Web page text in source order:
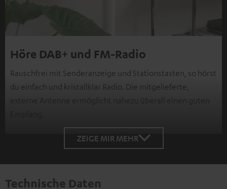
Höre DAB+ und FM-Radio
Rauschfrei mit Senderanzeige und Stationstasten, so hörst
du einfach und kristallklar Radio. Die mitgelieferte,
externe Antenne ermöglicht nahezu überall einen guten
ZEIGE MIR MEHR
Technische Daten